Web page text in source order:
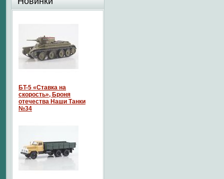
БT-5 «Ставка на
скорость», Броня
отечества Наши Танки
№34